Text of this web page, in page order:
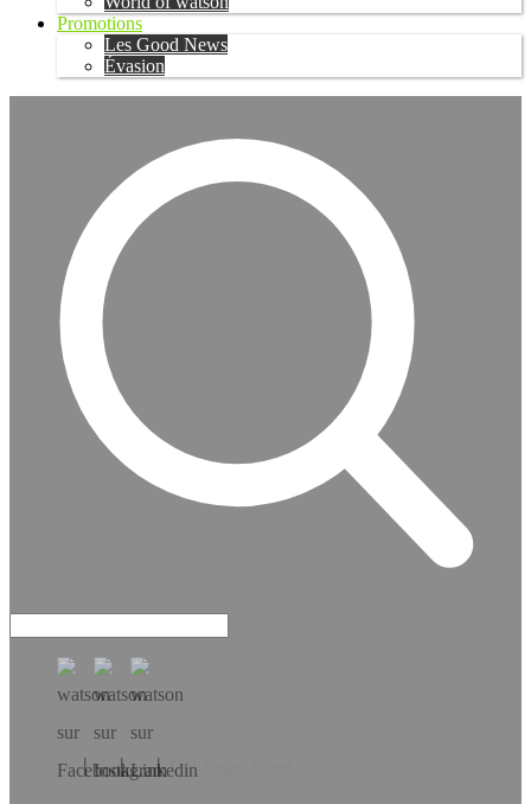
Promotions
Les Good News
Évasion
Téléchargez l’app!